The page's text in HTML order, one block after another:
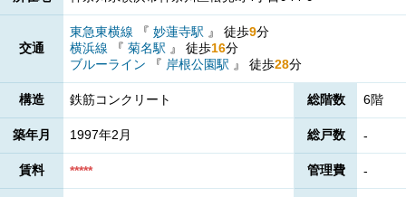
交通
東急東横線 『 妙蓮寺駅 』 徒歩9分
横浜線
『 菊名駅 』 徒歩16分
ブルーライン
『 岸根公園駅 』 徒歩28分
構造 鉄筋コンクリート 総階数 6階
築年月 1997年2月 総戸数 -
賃料 ***** 管理費 -